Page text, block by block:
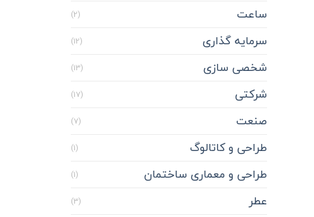
ساعت (2)
سرمایه گذاری (12)
شخصی سازی (13)
شرکتی (17)
صنعت (7)
طراحی و کاتالوگ (1)
طراحی و معماری ساختمان (1)
عطر (3)